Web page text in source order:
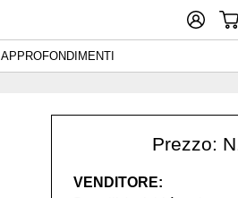
APPROFONDIMENTI
Prezzo:
VENDITORE: